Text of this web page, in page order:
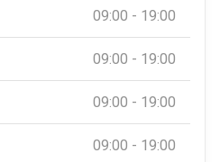
09:00 - 19:00
09:00 - 19:00
09:00 - 19:00
09:00 - 19:00